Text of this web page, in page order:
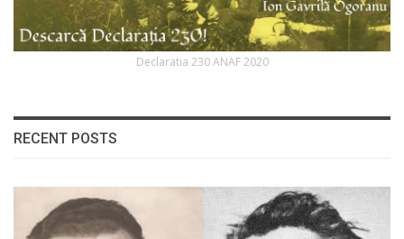
Declaratia 230 ANAF 2020
RECENT POSTS